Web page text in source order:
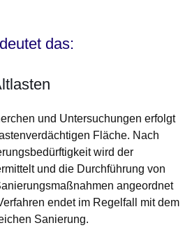
das:
und Untersuchungen erfolgt
Fläche. Nach
wird der
und die Durchführung von
angeordnet
endet im Regelfall mit dem
Sanierung.